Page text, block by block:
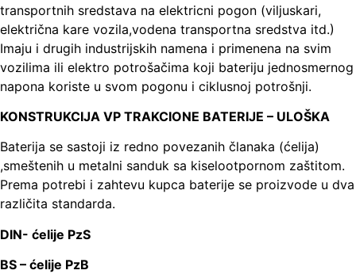
transportnih sredstava na elektricni pogon (viljuskari,
električna kare vozila,vodena transportna sredstva itd.)
Imaju i drugih industrijskih namena i primenena na svim
vozilima ili elektro potrošačima koji bateriju jednosmernog
napona koriste u svom pogonu i ciklusnoj potrošnji.
KONSTRUKCIJA VP TRAKCIONE BATERIJE – ULOŠKA
Baterija se sastoji iz redno povezanih članaka (ćelija)
,smeštenih u metalni sanduk sa kiselootpornom zaštitom.
Prema potrebi i zahtevu kupca baterije se proizvode u dva
različita standarda.
DIN- ćelije PzS
BS – ćelije PzB